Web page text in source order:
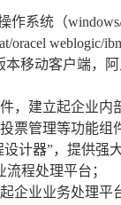
作系统（
oracel weblogic/
本移动客户端
，建立起企业内
票管理等功能组
计器”，提供强
程处理平台；
企业业务处理